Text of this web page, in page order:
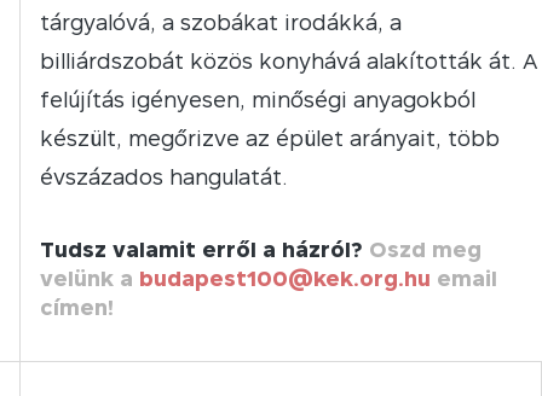
tárgyalóvá, a szobákat irodákká, a
billiárdszobát közös konyhává alakították át. A
felújítás igényesen, minőségi anyagokból
készült, megőrizve az épület arányait, több
évszázados hangulatát.
Tudsz valamit erről a házról? Oszd meg
velünk a budapest100@kek.org.hu email
címen!